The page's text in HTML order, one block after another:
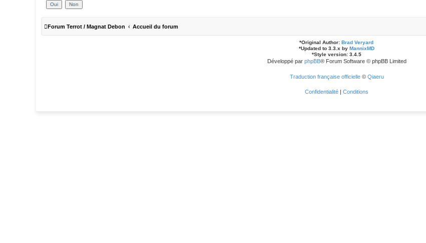
Forum Terrot / Magnat Debon Accueil du forum
*Original Author: Brad Veryard
*Updated to 3.3.x by MannixMD
*Style version: 3.4.5
Développé par phpBB® Forum Software © phpBB Limited
Traduction française officielle© Qiaeru
Confidentialité | Conditions